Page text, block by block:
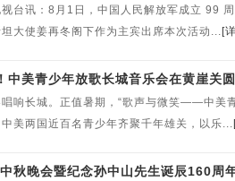
视台讯：8月1日，中国人民解放军成立 99
大使姜再冬阁下作为主宾出席本次活动... [
中美青少年放歌长城音乐会在黄崖关
唱响长城。正值暑期，“歌声与微笑——中美
美两国近百名青少年齐聚千年雄关，以乐...
秋晚会暨纪念孙中山先生诞辰160周